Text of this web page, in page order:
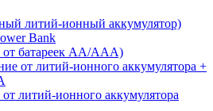
литий-ионный аккумулятор)
Bank
батареек AA/AAA)
от литий-ионного аккумулятора +
литий-ионного аккумулятора